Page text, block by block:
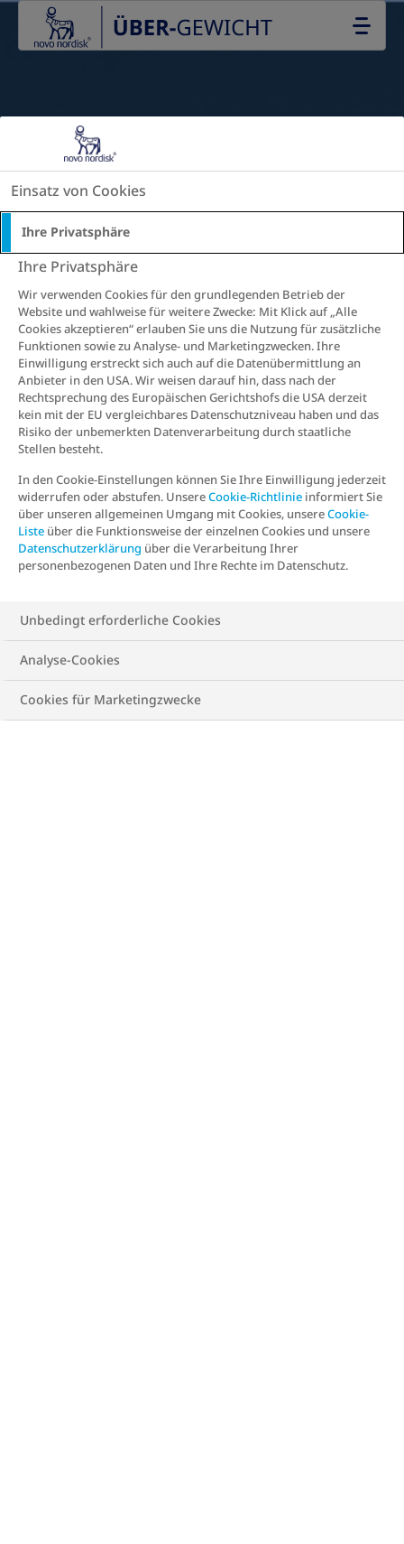
Go to the page content
Einsatz von Cookies
Ihre Privatsphäre
Ihre Privatsphäre
Wir verwenden Cookies für den grundlegenden Betrieb der
Website und wahlweise für weitere Zwecke: Mit Klick auf „Alle
Cookies akzeptieren“ erlauben Sie uns die Nutzung für zusätzliche
Funktionen sowie zu Analyse- und Marketingzwecken. Ihre
Einwilligung erstreckt sich auch auf die Datenübermittlung an
Anbieter in den USA. Wir weisen darauf hin, dass nach der
Rechtsprechung des Europäischen Gerichtshofs die USA derzeit
kein mit der EU vergleichbares Datenschutzniveau haben und das
Risiko der unbemerkten Datenverarbeitung durch staatliche
Stellen besteht.
In den Cookie-Einstellungen können Sie Ihre Einwilligung jederzeit
widerrufen oder abstufen. UnsereCookie-Richtlinie informiert Sie
über unseren allgemeinen Umgang mit Cookies, unsereCookie-
Liste über die Funktionsweise der einzelnen Cookies und unsere
Datenschutzerklärung über die Verarbeitung Ihrer
personenbezogenen Daten und Ihre Rechte im Datenschutz.
Unbedingt erforderliche Cookies
Analyse-Cookies
Cookies für Marketingzwecke